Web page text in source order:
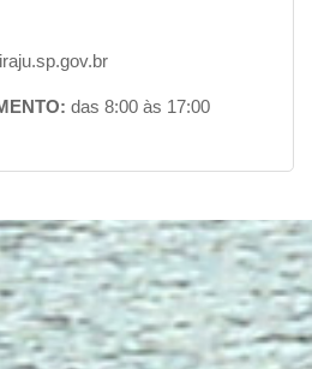
das 8:00 às 17:00